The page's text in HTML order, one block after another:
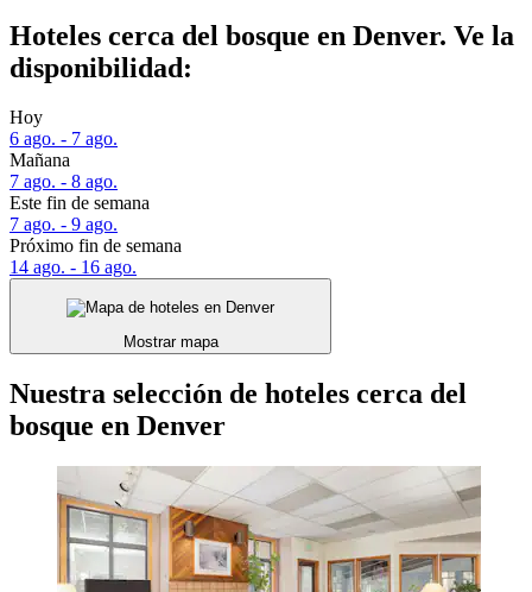
Hoteles cerca del bosque en Denver. Ve la
disponibilidad:
Hoy
6 ago. - 7 ago.
Mañana
7 ago. - 8 ago.
Este fin de semana
7 ago. - 9 ago.
Próximo fin de semana
14 ago. - 16 ago.
Mostrar mapa
Nuestra selección de hoteles cerca del
bosque en Denver